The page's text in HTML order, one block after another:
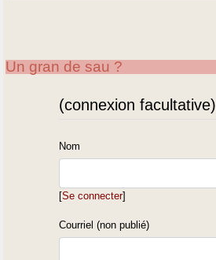
Un gran de sau ?
(connexion facultative)
Nom
[Se connecter]
Courriel (non publié)